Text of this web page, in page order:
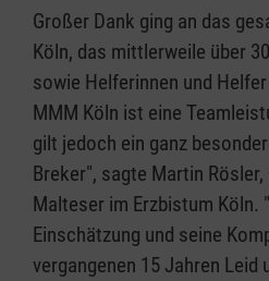
Großer Dank ging an das
Köln, das mittlerweile über
sowie Helferinnen und
MMM Köln ist eine
gilt jedoch ein ganz
Breker", sagte Martin
Malteser im Erzbistum Köln.
Einschätzung und seine
vergangenen 15 Jahren Leid